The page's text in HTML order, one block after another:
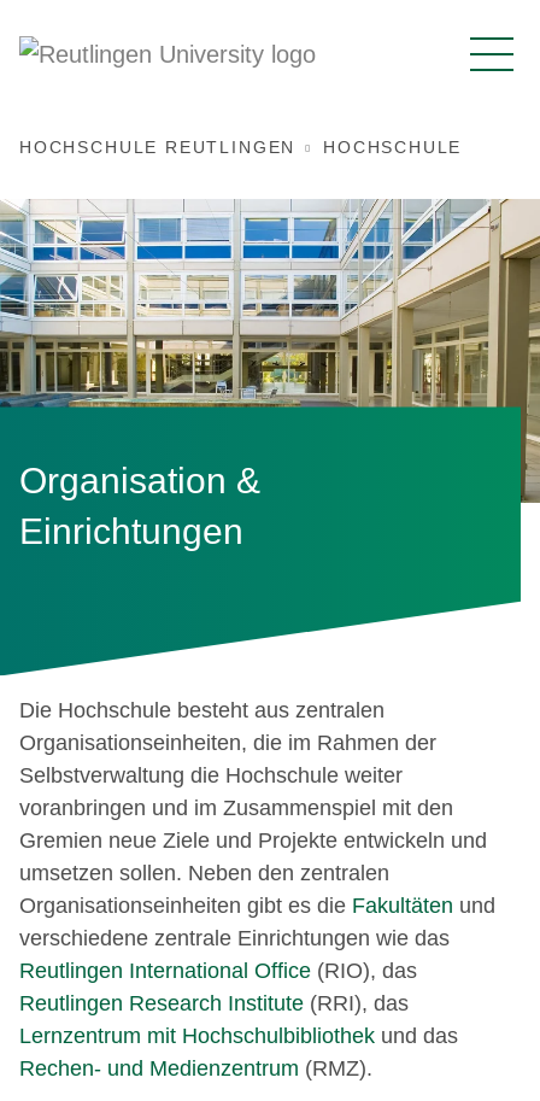
HOCHSCHULE REUTLINGEN HOCHSCHULE
Organisation &
Einrichtungen
Die Hochschule besteht aus zentralen
Organisationseinheiten, die im Rahmen der
Selbstverwaltung die Hochschule weiter
voranbringen und im Zusammenspiel mit den
Gremien neue Ziele und Projekte entwickeln und
umsetzen sollen. Neben den zentralen
Organisationseinheiten gibt es die Fakultäten und
verschiedene zentrale Einrichtungen wie das
Reutlingen International Office (RIO), das
Reutlingen Research Institute (RRI), das
Lernzentrum mit Hochschulbibliothek und das
Rechen- und Medienzentrum (RMZ).